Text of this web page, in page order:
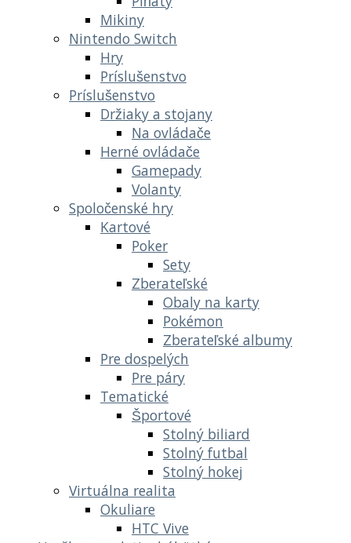
Mikiny
Nintendo Switch
Hry
Príslušenstvo
Príslušenstvo
Držiaky a stojany
Na ovládače
Herné ovládače
Gamepady
Volanty
Spoločenské hry
Kartové
Poker
Sety
Zberateľské
Obaly na karty
Pokémon
Zberateľské albumy
Pre dospelých
Pre páry
Tematické
Športové
Stolný biliard
Stolný futbal
Stolný hokej
Virtuálna realita
Okuliare
HTC Vive